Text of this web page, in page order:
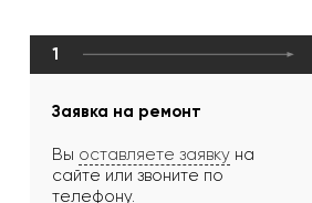
1
Заявка на ремонт
Вы оставляете заявку на
сайте или звоните по
телефону.